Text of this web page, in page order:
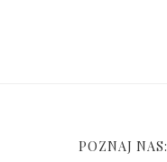
POZNAJ NAS: